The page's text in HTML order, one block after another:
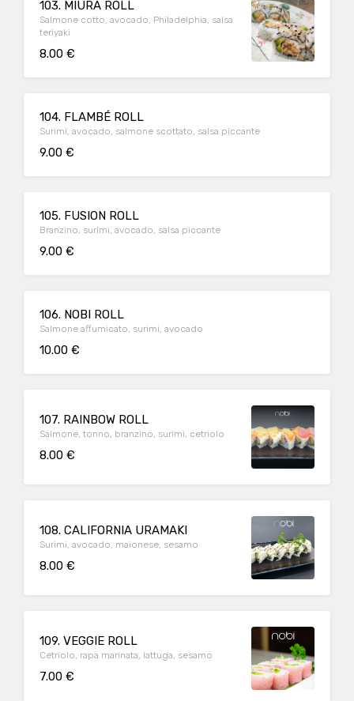
103. MIURA ROLL
Salmone cotto, avocado, Philadelphia, salsa
teriyaki
8.00 €
104. FLAMBÉ ROLL
Surimi, avocado, salmone scottato, salsa piccante
9.00 €
105. FUSION ROLL
Branzino, surimi, avocado, salsa piccante
9.00 €
106. NOBI ROLL
Salmone affumicato, surimi, avocado
10.00 €
107. RAINBOW ROLL
Salmone, tonno, branzino, surimi, cetriolo
8.00 €
108. CALIFORNIA URAMAKI
Surimi, avocado, maionese, sesamo
8.00 €
109. VEGGIE ROLL
Cetriolo, rapa marinata, lattuga, sesamo
7.00 €